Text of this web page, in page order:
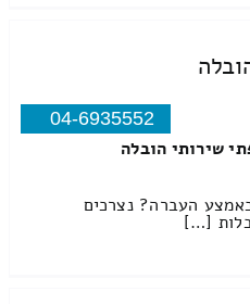
04-6935552
שירותי הובלה
העברה? נצרכים
[…]